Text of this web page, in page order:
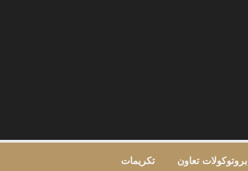
بروتوكولات تعاون تكريمات